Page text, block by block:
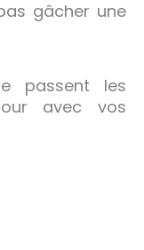
gâcher une
passent les
avec vos